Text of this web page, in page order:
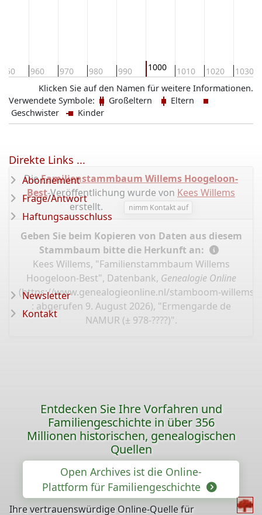
950 960 970 980 990 1000 1010 1020 1030
Klicken Sie auf den Namen für weitere Informationen.
Verwendete Symbole:
Großeltern
Eltern
Geschwister
Kinder
DieFamilienstammbaum Willems Hoogeloon-
Best-Veröffentlichung wurde von Kees Willems
erstellt.
nimm Kontakt auf
Geben Sie beim Kopieren von Daten aus diesem
Stammbaum bitte die Herkunft an:
Kees Willems, "Familienstammbaum Willems
Hoogeloon-Best", Datenbank, Genealogie Online
(https://www.genealogieonline.nl/stamboom-willems-
: abgerufen 9. August 2026), "Ermengarde de
NAMUR (± 978-????)".
Direkte Links ...
Abonnement
Frage/Antwort
Haftungsausschluss
Newsletter
Kontakt
Entdecken Sie Ihre Vorfahren und
Familiengeschichte in über 356
Millionen historischen, genealogischen
Quellen
Open Archives ist die Online-
Plattform für Familiengeschichte
Ihre vertrauenswürdige Online-Quelle für